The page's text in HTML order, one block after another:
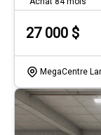
27 000 $
MegaCentre